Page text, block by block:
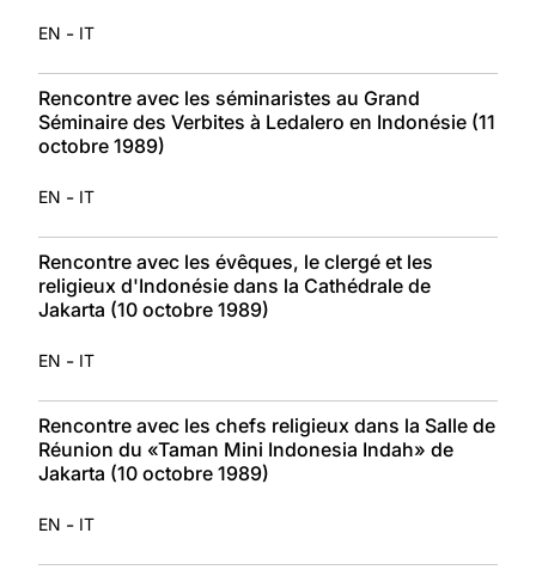
EN - IT
Rencontre avec les séminaristes au Grand
Séminaire des Verbites à Ledalero en Indonésie (11
octobre 1989)
EN - IT
Rencontre avec les évêques, le clergé et les
religieux d'Indonésie dans la Cathédrale de
Jakarta (10 octobre 1989)
EN - IT
Rencontre avec les chefs religieux dans la Salle de
Réunion du «Taman Mini Indonesia Indah» de
Jakarta (10 octobre 1989)
EN - IT